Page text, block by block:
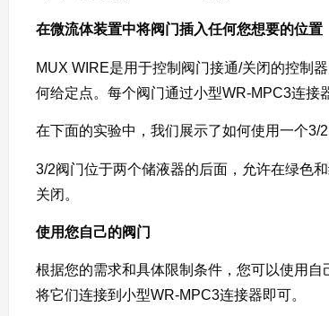
在微流体装置中将阀门插入任何您想要的位置
MUX WIRE是用于控制阀门接通/关闭的控制
何给定点。每个阀门通过小型WR-MPC3连接
在下面的实验中，我们展示了如何使用一个3/
3/2阀门位于两个储液器的后面，允许在绿色
关闭。
使用您自己的阀门
根据您的需求和具体限制条件，您可以使用
将它们连接到小型WR-MPC3连接器即可。